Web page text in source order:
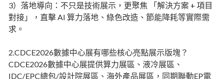
3）落地導向：不只是技術展示，更聚焦 「解決方案 + 項目
對接」，直擊 AI 算力落地、綠色改造、節能降耗等實際需
求。
2.CDCE2026數據中心展有哪些核心亮點展示版塊？
CDCE2026數據中心展提供算力展區、液冷展區、
IDC/EPC總包/設計院展區、海外產品展區，同期聯動EP電